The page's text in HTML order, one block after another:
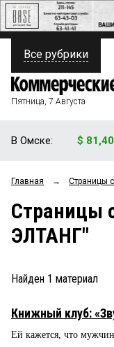
ПОЛИТИКА
ФИНАНСЫ
ОБЩЕСТВО
ЗАКОН
ПРОИСШЕСТВИЯ
СТИЛЬ ЖИЗНИ
Все рубрики
Пятница, 7 Августа
В Омске: $
Главная → Страницы
Страницы
ЭЛТАНГ"
Найден 1 материал
Книжный клуб:
Ей кажется, что